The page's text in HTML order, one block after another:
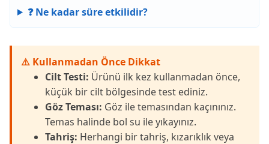
❓ Ne kadar süre etkilidir?
⚠️ Kullanmadan Önce Dikkat
Cilt Testi: Ürünü ilk kez kullanmadan önce,
küçük bir cilt bölgesinde test ediniz.
Göz Teması: Göz ile temasından kaçınınız.
Temas halinde bol su ile yıkayınız.
Tahriş: Herhangi bir tahriş, kızarıklık veya